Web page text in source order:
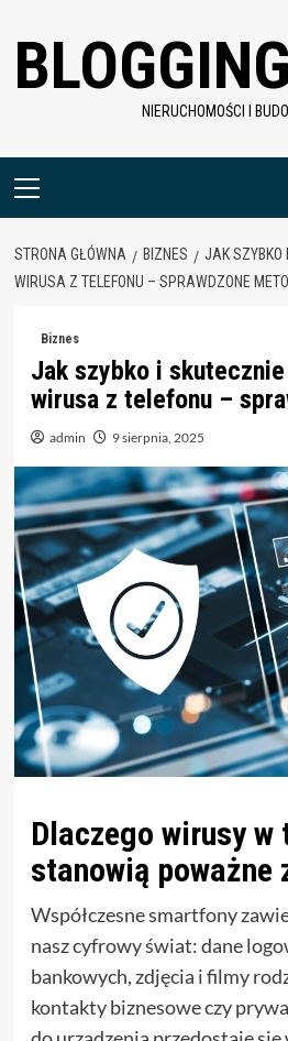
content
NIERUCHOMOŚCI I
Menu
STRONA GŁÓWNA BIZNES
JAK SZYBKO
WIRUSA Z TELEFONU – SPRAWDZONE
Biznes
Jak szybko i
wirusa z telefonu –
admin 9 sierpnia, 2025
Dlaczego wirusy
stanowią poważne
Współczesne smartfony
nasz cyfrowy świat: dane
bankowych, zdjęcia i filmy
kontakty biznesowe czy